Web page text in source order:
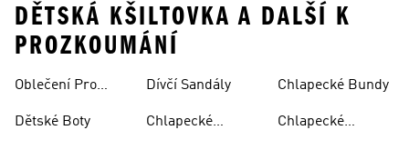
DĚTSKÁ KŠILTOVKA A DALŠÍ K
PROZKOUMÁNÍ
Oblečení Pro
Dětské Boty
Dívčí Sandály
Chlapecké
Chlapecké Bundy
Chlapecké